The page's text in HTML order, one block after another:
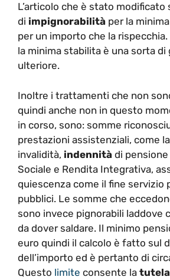
L’articolo che è stato modificato
di impignorabilità per la
per un importo che la
la minima stabilita è una sorta di
ulteriore.
Inoltre i trattamenti che non
quindi anche non in questo
in corso, sono: somme
prestazioni assistenziali, come
invalidità, indennità di
Sociale e Rendita Integrativa,
quiescenza come il fine servizio
pubblici. Le somme che
sono invece pignorabili laddove
da dover saldare. Il minimo
euro quindi il calcolo è fatto sul
dell’importo ed è pertanto di
Questo limite consente la tutela